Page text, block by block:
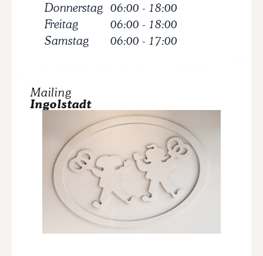
Donnerstag 06:00 - 18:00
Freitag
06:00 - 18:00
Samstag
06:00 - 17:00
Mailing
Ingolstadt